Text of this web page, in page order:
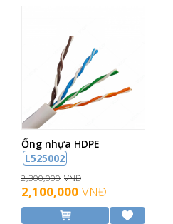
Ống nhựa HDPE
L525002
2,300,000 VNĐ
2,100,000 VNĐ